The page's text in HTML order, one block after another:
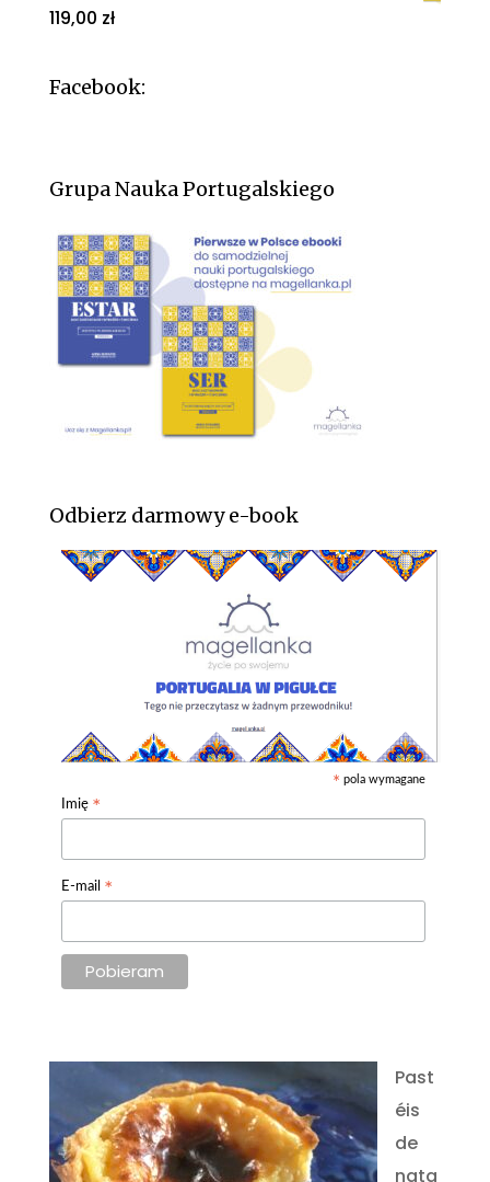
119,00 zł
Facebook:
Grupa Nauka Portugalskiego
Odbierz darmowy e-book
* pola wymagane
Imię *
E-mail *
Past
éis
de
nata